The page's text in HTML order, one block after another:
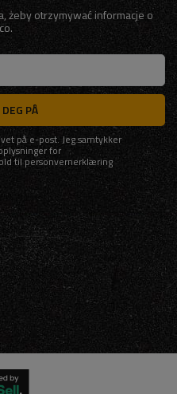
żeby otrzymywać informacje o
PÅ
på e-post. Jeg samtykker
for
til personvernerklæring